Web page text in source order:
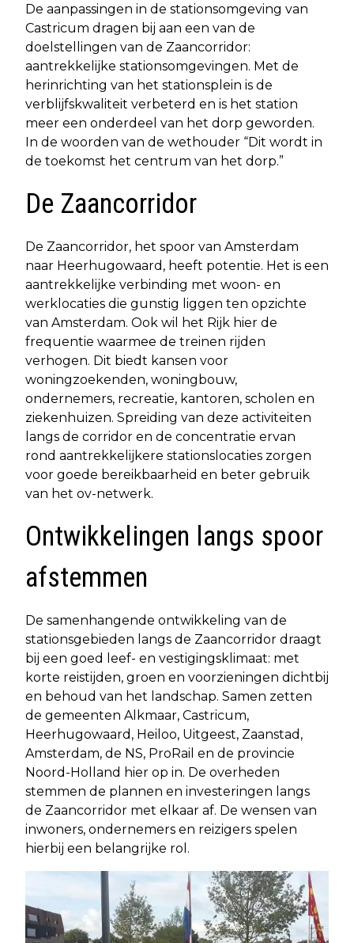
De aanpassingen in de stationsomgeving van
Castricum dragen bij aan een van de
doelstellingen van de Zaancorridor:
aantrekkelijke stationsomgevingen. Met de
herinrichting van het stationsplein is de
verblijfskwaliteit verbeterd en is het station
meer een onderdeel van het dorp geworden.
In de woorden van de wethouder “Dit wordt in
de toekomst het centrum van het dorp.”
De Zaancorridor
De Zaancorridor, het spoor van Amsterdam
naar Heerhugowaard, heeft potentie. Het is een
aantrekkelijke verbinding met woon- en
werklocaties die gunstig liggen ten opzichte
van Amsterdam. Ook wil het Rijk hier de
frequentie waarmee de treinen rijden
verhogen. Dit biedt kansen voor
woningzoekenden, woningbouw,
ondernemers, recreatie, kantoren, scholen en
ziekenhuizen. Spreiding van deze activiteiten
langs de corridor en de concentratie ervan
rond aantrekkelijkere stationslocaties zorgen
voor goede bereikbaarheid en beter gebruik
van het ov-netwerk.
Ontwikkelingen langs spoor
afstemmen
De samenhangende ontwikkeling van de
stationsgebieden langs de Zaancorridor draagt
bij een goed leef- en vestigingsklimaat: met
korte reistijden, groen en voorzieningen dichtbij
en behoud van het landschap. Samen zetten
de gemeenten Alkmaar, Castricum,
Heerhugowaard, Heiloo, Uitgeest, Zaanstad,
Amsterdam, de NS, ProRail en de provincie
Noord-Holland hier op in. De overheden
stemmen de plannen en investeringen langs
de Zaancorridor met elkaar af. De wensen van
inwoners, ondernemers en reizigers spelen
hierbij een belangrijke rol.